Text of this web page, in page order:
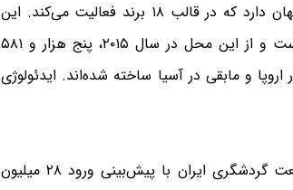
“اکور” در حال حاضر ۴۱۰۰ هتل با ۵۷۰ هزار اتاق در ۹۴ کشور جهان دارد که در قالب ۱۸ برند فعالیت می‌کند. این
مجموعه با ۲۴۰ هزار کارمند هر شب پذیرای ۵۰۰ هزار مهمان است و از این محل در سال ۲۰۱۵، پنج هزار و ۵۸۱
درصد هتل‌های اکور در اروپا و مابقی در آسیا ساخته شده‌اند. ایدئولوژی
این گروه سرمایه‌گذار با درنظر گرفتن ۱۰ درصد رشد سالانه صنعت گردشگری ایران با پیش‌بینی ورود ۲۸ میلیون